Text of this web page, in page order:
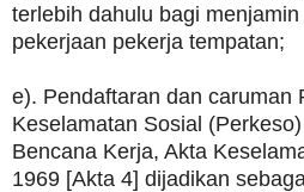
terlebih dahulu bagi
pekerjaan pekerja tempatan;
e). Pendaftaran dan caruman
Keselamatan Sosial
Bencana Kerja, Akta
1969 [Akta 4] dijadikan